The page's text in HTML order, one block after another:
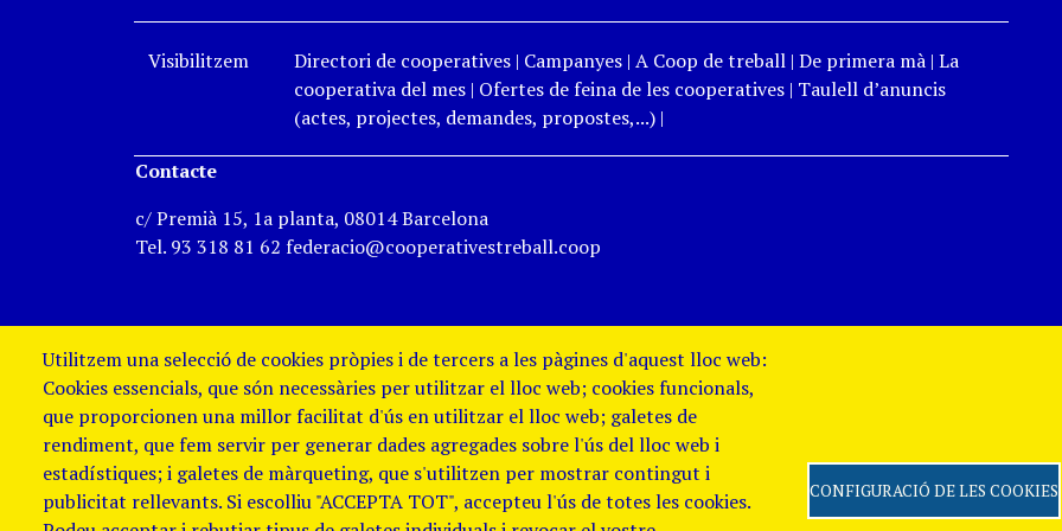
Visibilitzem Directori de cooperatives| Campanyes| A Coop de treball| De primera mà| La
cooperativa del mes| Ofertes de feina de les cooperatives| Taulell d’anuncis
(actes, projectes, demandes, propostes,...)|
Contacte
c/ Premià 15, 1a planta, 08014 Barcelona
Tel. 93 318 81 62 federacio@cooperativestreball.coop
Utilitzem una selecció de cookies pròpies i de tercers a les pàgines d'aquest lloc web:
Cookies essencials, que són necessàries per utilitzar el lloc web; cookies funcionals,
que proporcionen una millor facilitat d'ús en utilitzar el lloc web; galetes de
rendiment, que fem servir per generar dades agregades sobre l'ús del lloc web i
estadístiques; i galetes de màrqueting, que s'utilitzen per mostrar contingut i
publicitat rellevants. Si escolliu "ACCEPTA TOT", accepteu l'ús de totes les cookies.
CONFIGURACIÓ DE LES COOKIES